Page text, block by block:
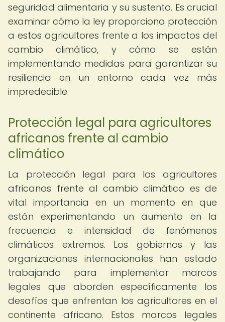
seguridad alimentaria y su sustento. Es crucial
examinar cómo la ley proporciona protección
a estos agricultores frente a los impactos del
cambio climático, y cómo se están
implementando medidas para garantizar su
resiliencia en un entorno cada vez más
impredecible.
Protección legal para agricultores
africanos frente al cambio
climático
La protección legal para los agricultores
africanos frente al cambio climático es de
vital importancia en un momento en que
están experimentando un aumento en la
frecuencia e intensidad de fenómenos
climáticos extremos. Los gobiernos y las
organizaciones internacionales han estado
trabajando para implementar marcos
legales que aborden específicamente los
desafíos que enfrentan los agricultores en el
continente africano. Estos marcos legales